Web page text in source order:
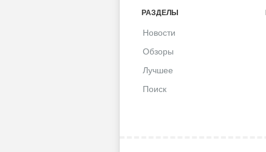
РАЗДЕЛЫ
Новости
Обзоры
Лучшее
Поиск